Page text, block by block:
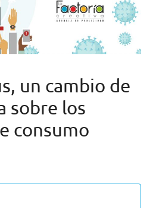
un cambio de
sobre los
consumo